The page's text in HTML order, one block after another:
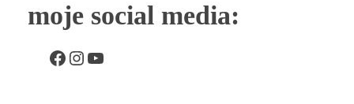
moje social media: